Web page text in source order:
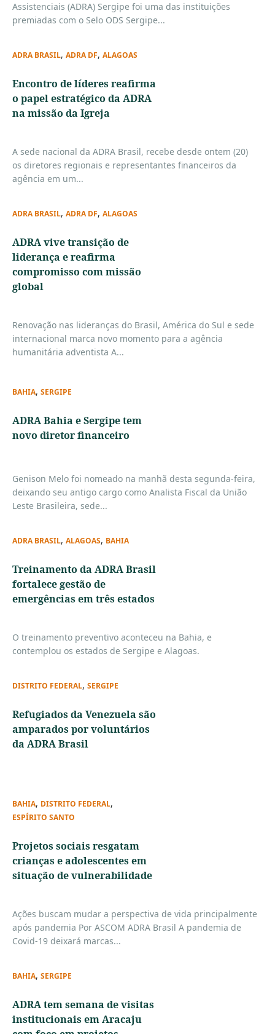
Assistenciais (ADRA) Sergipe foi uma das instituições
premiadas com o Selo ODS Sergipe...
ADRA BRASIL, ADRA DF, ALAGOAS
Encontro de líderes reafirma
o papel estratégico da ADRA
na missão da Igreja
A sede nacional da ADRA Brasil, recebe desde ontem (20)
os diretores regionais e representantes financeiros da
agência em um...
ADRA BRASIL, ADRA DF, ALAGOAS
ADRA vive transição de
liderança e reafirma
compromisso com missão
global
Renovação nas lideranças do Brasil, América do Sul e sede
internacional marca novo momento para a agência
humanitária adventista A...
BAHIA, SERGIPE
ADRA Bahia e Sergipe tem
novo diretor financeiro
Genison Melo foi nomeado na manhã desta segunda-feira,
deixando seu antigo cargo como Analista Fiscal da União
Leste Brasileira, sede...
ADRA BRASIL, ALAGOAS, BAHIA
Treinamento da ADRA Brasil
fortalece gestão de
emergências em três estados
O treinamento preventivo aconteceu na Bahia, e
contemplou os estados de Sergipe e Alagoas.
DISTRITO FEDERAL, SERGIPE
Refugiados da Venezuela são
amparados por voluntários
da ADRA Brasil
BAHIA, DISTRITO FEDERAL,
ESPÍRITO SANTO
Projetos sociais resgatam
crianças e adolescentes em
situação de vulnerabilidade
Ações buscam mudar a perspectiva de vida principalmente
após pandemia Por ASCOM ADRA Brasil A pandemia de
Covid-19 deixará marcas...
BAHIA, SERGIPE
ADRA tem semana de visitas
institucionais em Aracaju